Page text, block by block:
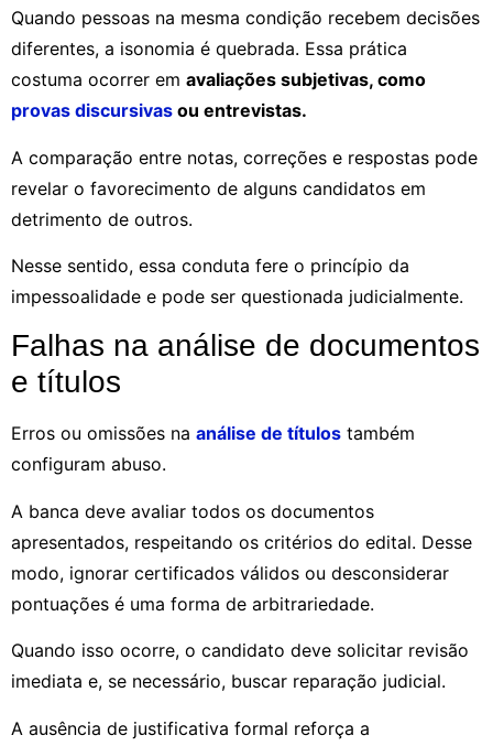
Quando pessoas na mesma condição recebem decisões
diferentes, a isonomia é quebrada. Essa prática
costuma ocorrer em avaliações subjetivas, como
provas discursivas ou entrevistas.
A comparação entre notas, correções e respostas pode
revelar o favorecimento de alguns candidatos em
detrimento de outros.
Nesse sentido, essa conduta fere o princípio da
impessoalidade e pode ser questionada judicialmente.
Falhas na análise de documentos
e títulos
Erros ou omissões na análise de títulos também
configuram abuso.
A banca deve avaliar todos os documentos
apresentados, respeitando os critérios do edital. Desse
modo, ignorar certificados válidos ou desconsiderar
pontuações é uma forma de arbitrariedade.
Quando isso ocorre, o candidato deve solicitar revisão
imediata e, se necessário, buscar reparação judicial.
A ausência de justificativa formal reforça a